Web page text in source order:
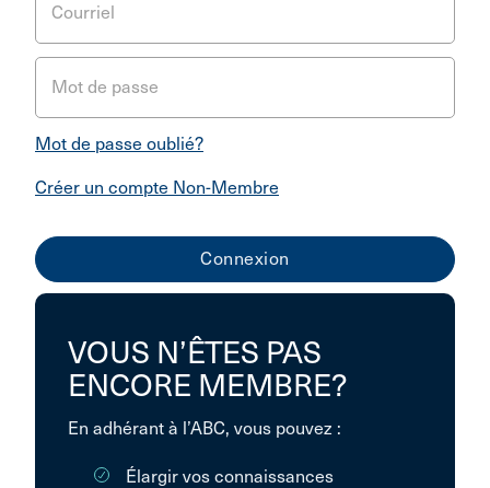
Courriel
Mot de passe
Mot de passe oublié?
Créer un compte Non-Membre
VOUS N’ÊTES PAS
ENCORE MEMBRE?
En adhérant à l’ABC, vous pouvez :
Élargir vos connaissances